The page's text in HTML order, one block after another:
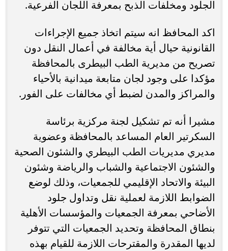
الجلود ومخلفات الذبح بمعرفة اللجان الفرعية.
اكد المحافظ انه سيتم اتخاذ جميع الإجراءات
القانونية حيال أية مخالفة في أعمال النقل دون
تصريح من مديرية الطب البيطرى بالمحافظة
مؤكدا على وجود لجان متابعة ميدانية بالأحياء
والمراكز والمدن لضبط أي مخالفات على الفور.
مشيرا أنه تم تشكيل لجنة مركزية برئاسة
السكرتير العام المساعد بالمحافظة وعضوية
مديري مديريات الطب البيطري والشئون الصحية
والشئون الاجتماعية والشباب والرياضة وشئون
البيئة والاتحاد الإقليمي للجمعيات، وذلك لوضع
الضوابط اللازمة لعملية نقل وتداول جلود
الأضاحي بمعرفة الجمعيات والمؤسسات الأهلية
بنطاق المحافظة وتحديد الجمعيات التي تتوفر
لديها المقدرة والمقترحات اللازمة للقيام بهذه